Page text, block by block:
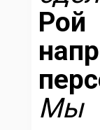
Рой
Мы